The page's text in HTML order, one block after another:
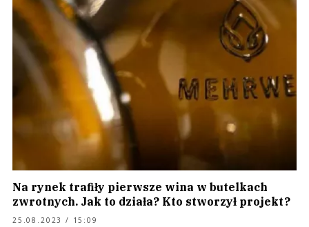
Na rynek trafiły pierwsze wina w butelkach
zwrotnych. Jak to działa? Kto stworzył projekt?
25.08.2023 / 15:09